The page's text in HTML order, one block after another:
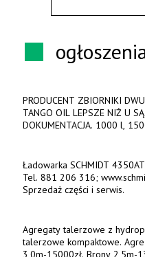
PRODUCENT ZBIORNIKI
TANGO OIL LEPSZE NIŻ U
DOKUMENTACJA. 1000 l,
Ładowarka SCHMIDT
Tel. 881 206
Sprzedaż części i serwis.
Agregaty talerzowe z
talerzowe kompaktowe.